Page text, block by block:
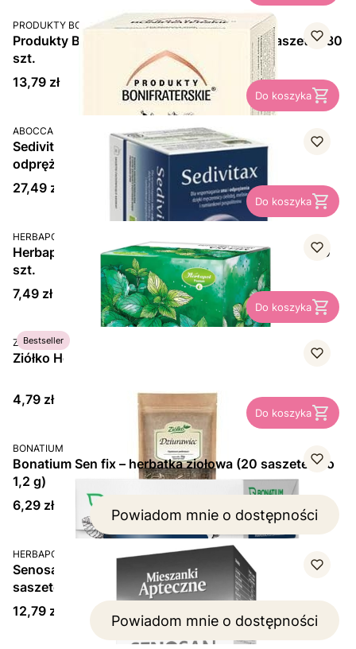
PRODUCENT
PRODUKTY BONIFRATERSKIE
Produkty Bonifraterskie Sleepfratin Forte, saszetki, 30
szt.
Cena
13,79 zł
Do koszyka
PRODUCENT
ABOCCA
Sedivitax, herbata ziołowa, wspomaganie snu i
odprężenie, saszetki, 20 szt.
Cena
27,49 zł
Do koszyka
PRODUCENT
HERBAPOL
Herbapol Melisa, herbatka ziołowa, saszetka 2 g, 30
szt.
Cena
7,49 zł
Bestseller
Do koszyka
PRODUCENT
ZIÓŁKO
Ziółko Herbatka, Dziurawiec, 50 g
Cena
4,79 zł
Do koszyka
PRODUCENT
BONATIUM
Bonatium Sen fix – herbatka ziołowa (20 saszetek po
1,2 g)
Cena
6,29 zł
Powiadom mnie o dostępności
PRODUCENT
HERBAPOL
Senosan Fix – ziołowa mieszanka na sen (20
saszetek)
Cena
12,79 zł
Powiadom mnie o dostępności